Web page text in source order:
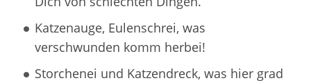
Katzenauge, Eulenschrei, was
verschwunden komm herbei!
Storchenei und Katzendreck, was hier grad